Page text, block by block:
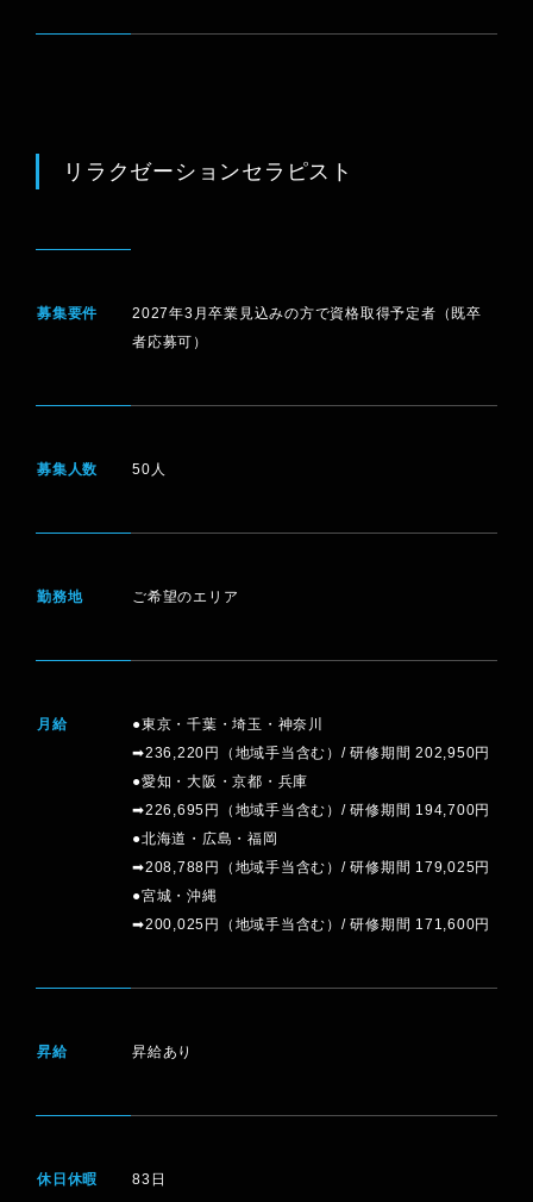
リラクゼーションセラピスト
募集要件
2027年3月卒業見込みの方で資格取得予定者（既卒
者応募可）
募集人数 50人
勤務地 ご希望のエリア
月給
●東京・千葉・埼玉・神奈川
➡236,220円（地域手当含む）/ 研修期間 202,950円
●愛知・大阪・京都・兵庫
➡226,695円（地域手当含む）/ 研修期間 194,700円
●北海道・広島・福岡
➡208,788円（地域手当含む）/ 研修期間 179,025円
●宮城・沖縄
➡200,025円（地域手当含む）/ 研修期間 171,600円
昇給 昇給あり
休日休暇 83日